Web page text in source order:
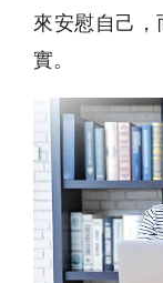
來安慰自己
實。